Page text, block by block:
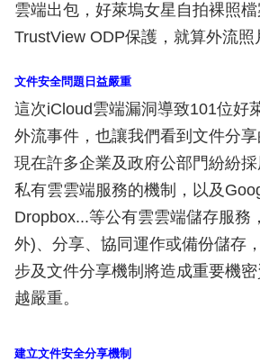
雲端出包，好萊塢女星自拍裸照
TrustView ODP保護，就算外流
文件安全問題日益嚴重
這次iCloud雲端漏洞導致101位好
外流事件，也讓我們看到文件分
現在許多企業及政府公部門紛紛
私有雲雲端服務的機制，以及
Dropbox...等公有雲雲端儲存服務
外)、分享、協同運作或備份儲存
步及文件分享機制將造成重要機
越嚴重。
建立文件安全分享機制